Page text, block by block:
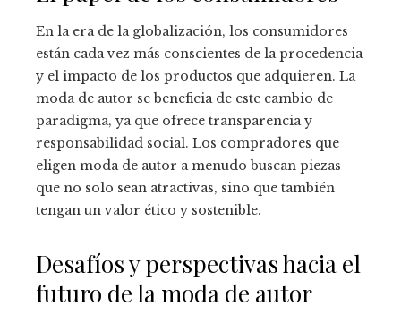
En la era de la globalización, los consumidores
están cada vez más conscientes de la procedencia
y el impacto de los productos que adquieren. La
moda de autor se beneficia de este cambio de
paradigma, ya que ofrece transparencia y
responsabilidad social. Los compradores que
eligen moda de autor a menudo buscan piezas
que no solo sean atractivas, sino que también
tengan un valor ético y sostenible.
Desafíos y perspectivas hacia el
futuro de la moda de autor